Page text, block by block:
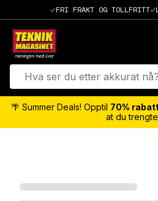
FRI FRAKT OG TOLLFRITT
🌴 Summer Deals! Opptil 70%
at du